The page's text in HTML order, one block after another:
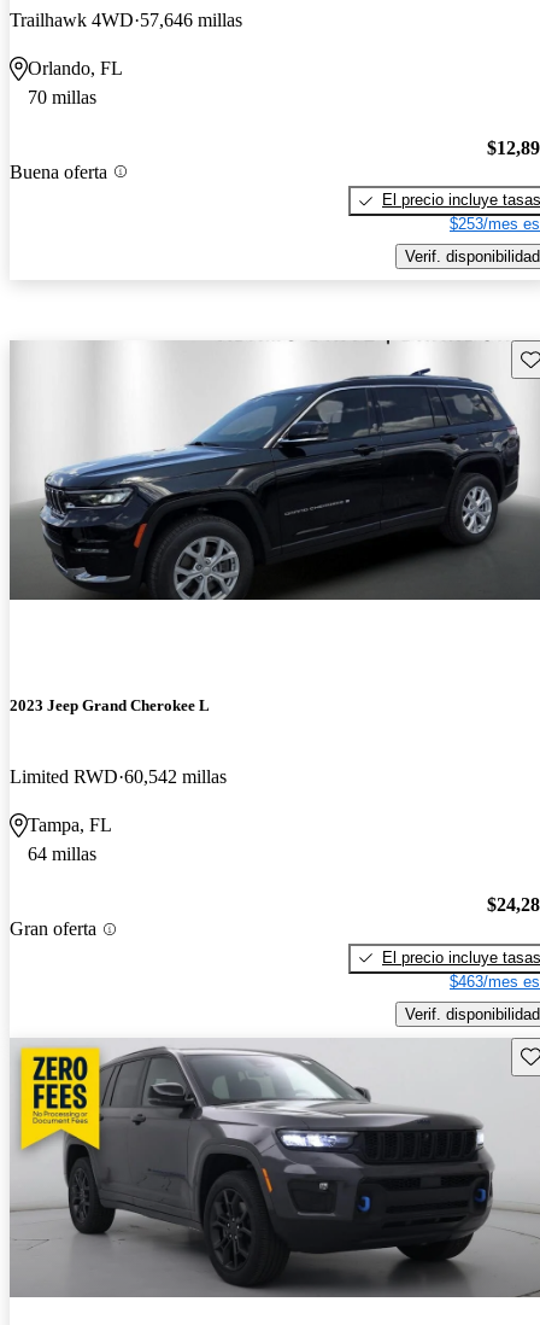
Trailhawk 4WD 57,646 millas
Orlando, FL
70 millas
Buena oferta
El precio incluye tasas
$253/mes
Verif. disponibilidad
2023 Jeep Grand Cherokee L
Limited RWD 60,542 millas
Tampa, FL
64 millas
Gran oferta
El precio incluye tasas
$463/mes
Verif. disponibilidad